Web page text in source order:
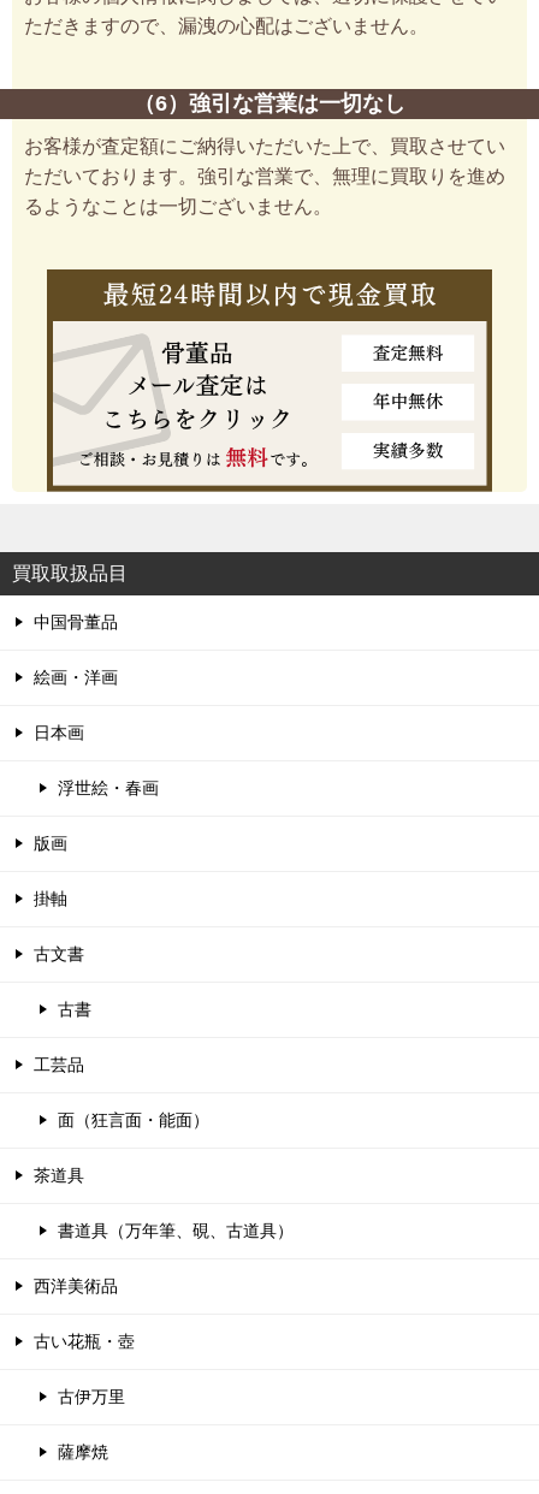
ただきますので、漏洩の心配はございません。
（6）強引な営業は一切なし
お客様が査定額にご納得いただいた上で、買取させてい
ただいております。強引な営業で、無理に買取りを進め
るようなことは一切ございません。
買取取扱品目
中国骨董品
絵画・洋画
日本画
浮世絵・春画
版画
掛軸
古文書
古書
工芸品
面（狂言面・能面）
茶道具
書道具（万年筆、硯、古道具）
西洋美術品
古い花瓶・壺
古伊万里
薩摩焼